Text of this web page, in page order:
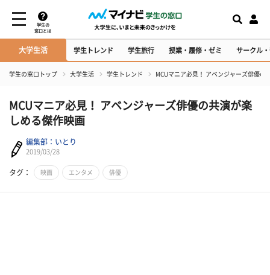
学生の
窓口とは
大学生活 学生トレンド 学生旅行 授業・履修・ゼミ サークル
学生の窓口トップ 大学生活 学生トレンド MCUマニア必見！ アベンジャーズ俳優の
MCUマニア必見！ アベンジャーズ俳優の共演が楽
しめる傑作映画
編集部：いとり
2019/03/28
タグ： 映画 エンタメ 俳優